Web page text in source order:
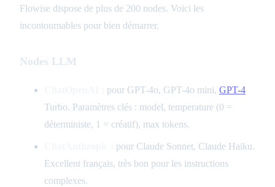
Flowise dispose de plus de 200 nodes. Voici les
incontournables pour bien démarrer.
Nodes LLM
pour GPT-4o, GPT-4o mini, GPT-4
Turbo. Paramètres clés : model, temperature (0 =
déterministe, 1 = créatif), max tokens.
pour Claude Sonnet, Claude Haiku.
Excellent français, très bon pour les instructions
complexes.